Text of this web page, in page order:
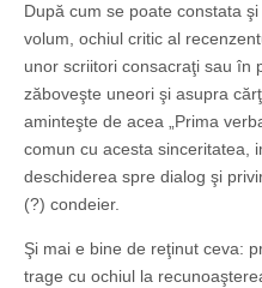
După cum se poate constata
volum, ochiul critic al
unor scriitori consacraţi sau în
zăboveşte uneori şi asupra
aminteşte de acea „Prima
comun cu acesta sinceritatea,
deschiderea spre dialog şi
(?) condeier.
Şi mai e bine de reţinut ceva:
trage cu ochiul la